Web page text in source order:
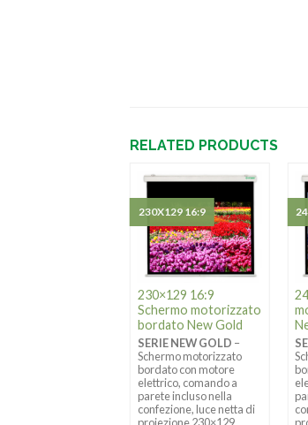
RELATED PRODUCTS
230×129 16:9
Schermo motorizzato
bordato New Gold
SERIE NEW GOLD –
Schermo motorizzato
bordato con motore
elettrico, comando a
parete incluso nella
confezione, luce netta di
230X129 16:9